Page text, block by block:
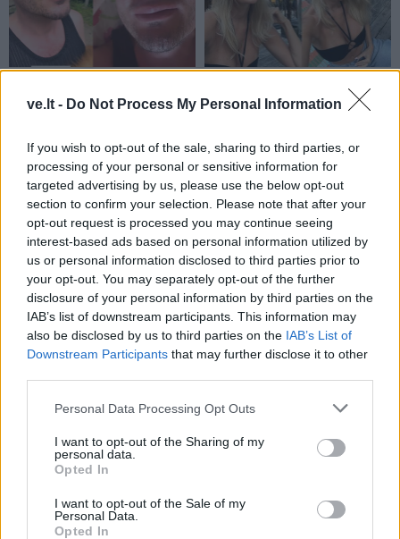
ve.lt - Do Not Process My Personal Information
If you wish to opt-out of the sale, sharing to third parties, or
processing of your personal or sensitive information for
targeted advertising by us, please use the below opt-out
section to confirm your selection. Please note that after your
opt-out request is processed you may continue seeing
interest-based ads based on personal information utilized by
us or personal information disclosed to third parties prior to
your opt-out. You may separately opt-out of the further
disclosure of your personal information by third parties on the
IAB’s list of downstream participants. This information may
also be disclosed by us to third parties on the IAB’s List of
Downstream Participants that may further disclose it to other
Personal Data Processing Opt Outs
I want to opt-out of the Sharing of my
personal data.
Opted In
I want to opt-out of the Sale of my
Personal Data.
Opted In
Žmonės
Po skaudžių išgyvenimų
žinia iš Ruslano Kirilkino
(3)
Žmonės
Kristina Meseguer
lovos: šalia – naujas
mylimasis(1)
Žmonės
Mirė prodiuseris
Williamas Orbitas,
pakeitęs Madonnos,
„Blur“ ir 1990-ųjų
Žmonės
„Zombė Angelina Jolie“
prisipažino, kaip iš tikrųjų
sukūrė savo šiurpinantį
įvaizdį